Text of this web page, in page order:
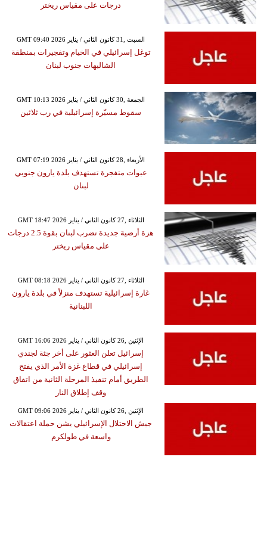
درجات على مقياس ريختر
GMT 09:40 2026 السبت ,31 كانون الثاني / يناير
توغل إسرائيلي في الخيام وتفجيرات بمنطقة
الشاليهات جنوب لبنان
GMT 10:13 2026 الجمعة ,30 كانون الثاني / يناير
سقوط مسيّرة إسرائيلية في رب ثلاثين
GMT 07:19 2026 الأربعاء ,28 كانون الثاني / يناير
عبوات متفجرة تستهدف بلدة يارون جنوبي
لبنان
GMT 18:47 2026 الثلاثاء ,27 كانون الثاني / يناير
هزة أرضية جديدة تضرب لبنان بقوة 2.5 درجات
على مقياس ريختر
GMT 08:18 2026 الثلاثاء ,27 كانون الثاني / يناير
غارة إسرائيلية تستهدف منزلاً في بلدة يارون
اللبنانية
GMT 16:06 2026 الإثنين ,26 كانون الثاني / يناير
إسرائيل تعلن العثور على أخر جثة لجندي
إسرائيلي في قطاع غزة الأمر الذي يفتح
الطريق أمام تنفيذ المرحلة الثانية من اتفاق
وقف إطلاق النار
GMT 09:06 2026 الإثنين ,26 كانون الثاني / يناير
جيش الاحتلال الإسرائيلي يشن حملة اعتقالات
واسعة في طولكرم